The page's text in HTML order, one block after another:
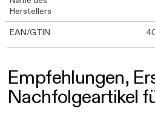
Herstellers
EAN/GTIN
Empfehlungen,
Nachfolgeartikel